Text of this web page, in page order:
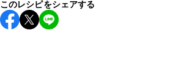
保存期間は冷蔵で翌日中が目安です。な
し上がりください。
このレシピをシェアする